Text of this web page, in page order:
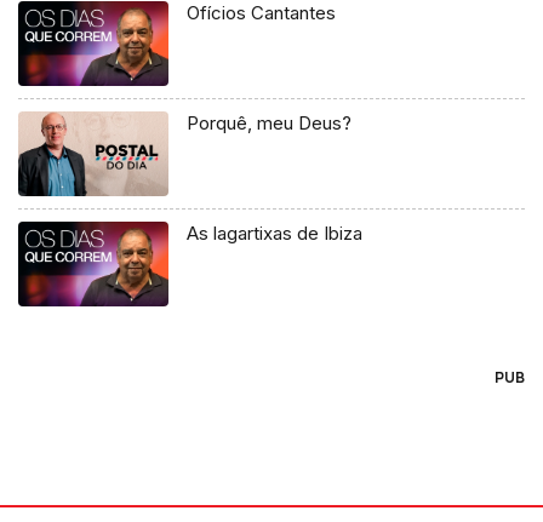
Ofícios Cantantes
Porquê, meu Deus?
As lagartixas de Ibiza
PUB